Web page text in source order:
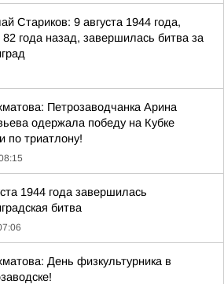
Стариков: 9 августа 1944 года,
82 года назад, завершилась битва за
Петрозаводчанка Арина
одержала победу на Кубке
по триатлону!
1944 года завершилась
битва
День физкультурника в